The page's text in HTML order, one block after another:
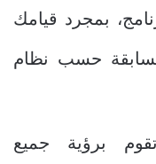
بمجرد قيامك
حسب نظام
برؤية جميع